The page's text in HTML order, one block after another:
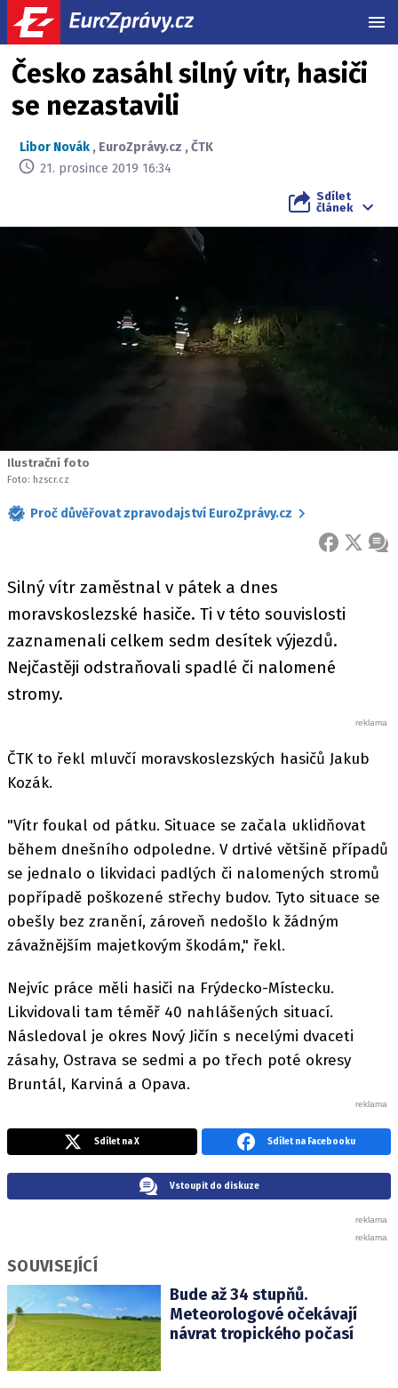
Česko zasáhl silný vítr, hasiči
se nezastavili
Libor Novák , EuroZprávy.cz ,ČTK
21. prosince 2019 16:34
Sdílet
článek
Ilustrační foto
Foto: hzscr.cz
Proč důvěřovat zpravodajství EuroZprávy.cz
FACEBOOK
X
Silný vítr zaměstnal v pátek a dnes
moravskoslezské hasiče. Ti v této souvislosti
zaznamenali celkem sedm desítek výjezdů.
Nejčastěji odstraňovali spadlé či nalomené
stromy.
ČTK to řekl mluvčí moravskoslezských hasičů Jakub
Kozák.
"Vítr foukal od pátku. Situace se začala uklidňovat
během dnešního odpoledne. V drtivé většině případů
se jednalo o likvidaci padlých či nalomených stromů
popřípadě poškozené střechy budov. Tyto situace se
obešly bez zranění, zároveň nedošlo k žádným
závažnějším majetkovým škodám," řekl.
Nejvíc práce měli hasiči na Frýdecko-Místecku.
Likvidovali tam téměř 40 nahlášených situací.
Následoval je okres Nový Jičín s necelými dvaceti
zásahy, Ostrava se sedmi a po třech poté okresy
Bruntál, Karviná a Opava.
Sdílet na X Sdílet na Facebooku
Vstoupit do diskuze
SOUVISEJÍCÍ
Bude až 34 stupňů.
Meteorologové očekávají
návrat tropického počasí